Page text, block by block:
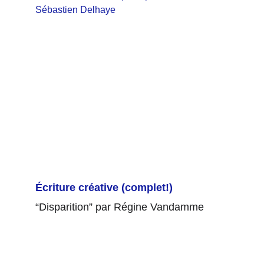
Sébastien Delhaye
Écriture créative (complet!)
“Disparition” par Régine Vandamme